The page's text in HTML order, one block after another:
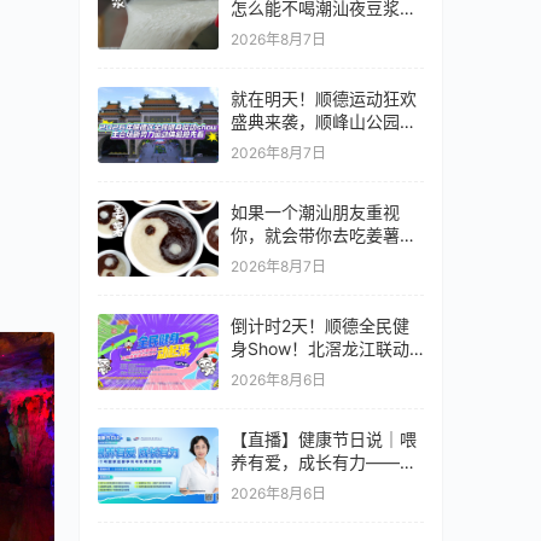
怎么能不喝潮汕夜豆浆呢
~#潮汕美食 #普宁 #老广
2026年8月7日
就在明天！顺德运动狂欢
盛典来袭，顺峰山公园等
你来战！
2026年8月7日
如果一个潮汕朋友重视
你，就会带你去吃姜薯。
@我的潮汕朋友，问问他
广的味道 #
2026年8月7日
倒计时2天！顺德全民健
身Show！北滘龙江联动
燃爆全城
2026年8月6日
【直播】健康节日说｜喂
养有爱，成长有力——每
个母婴家庭都享有母乳喂
2026年8月6日